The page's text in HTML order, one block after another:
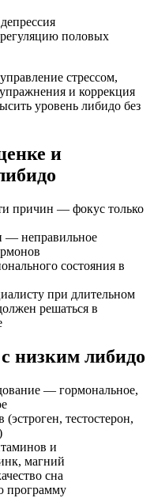
половых
стрессом,
и коррекция
уровень либидо без
и
причин — фокус только
— неправильное
состояния в
при длительном
решаться в
низким либидо
— гормональное,
тестостерон,
и
магний
сна
программу